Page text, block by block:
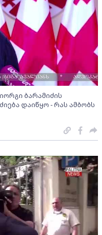
ბარამიძის
დაიწყო - რას ამბობს